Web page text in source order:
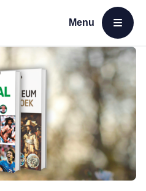
Menu
Open menu